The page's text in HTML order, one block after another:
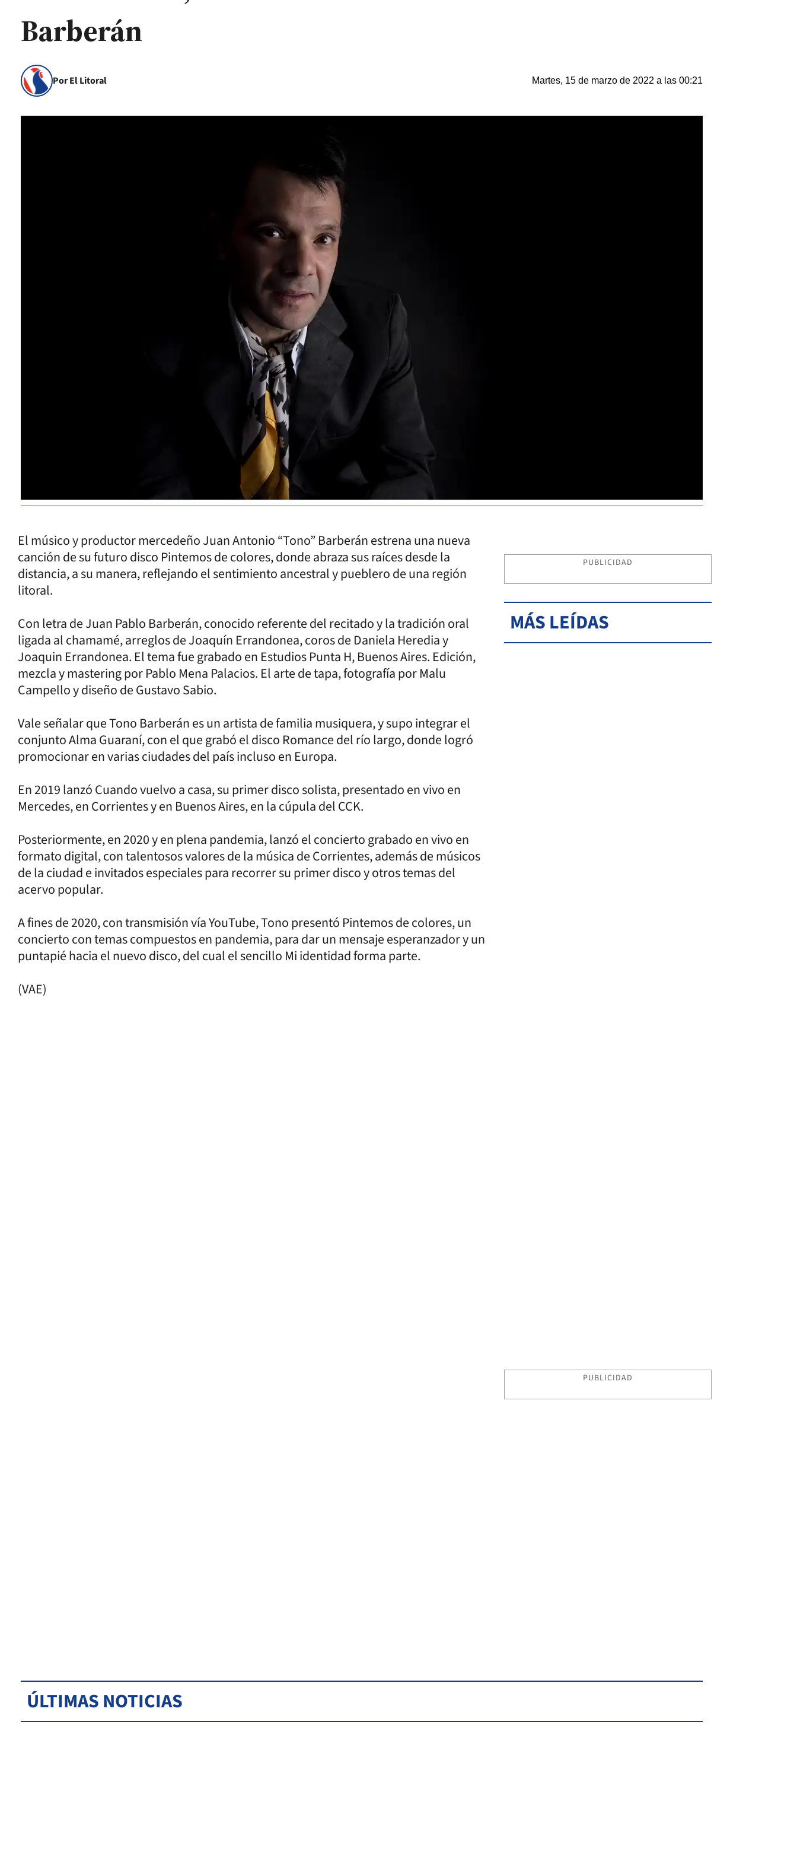
Barberán
Por El Litoral Martes, 15 de marzo de 2022 a las 00:21
El músico y productor mercedeño Juan Antonio “Tono” Barberán estrena una nueva
canción de su futuro disco Pintemos de colores, donde abraza sus raíces desde la
distancia, a su manera, reflejando el sentimiento ancestral y pueblero de una región
litoral.
Con letra de Juan Pablo Barberán, conocido referente del recitado y la tradición oral
ligada al chamamé, arreglos de Joaquín Errandonea, coros de Daniela Heredia y
Joaquin Errandonea. El tema fue grabado en Estudios Punta H, Buenos Aires. Edición,
mezcla y mastering por Pablo Mena Palacios. El arte de tapa, fotografía por Malu
Campello y diseño de Gustavo Sabio.
Vale señalar que Tono Barberán es un artista de familia musiquera, y supo integrar el
conjunto Alma Guaraní, con el que grabó el disco Romance del río largo, donde logró
promocionar en varias ciudades del país incluso en Europa.
En 2019 lanzó Cuando vuelvo a casa, su primer disco solista, presentado en vivo en
Mercedes, en Corrientes y en Buenos Aires, en la cúpula del CCK.
Posteriormente, en 2020 y en plena pandemia, lanzó el concierto grabado en vivo en
formato digital, con talentosos valores de la música de Corrientes, además de músicos
de la ciudad e invitados especiales para recorrer su primer disco y otros temas del
acervo popular.
A fines de 2020, con transmisión vía YouTube, Tono presentó Pintemos de colores, un
concierto con temas compuestos en pandemia, para dar un mensaje esperanzador y un
puntapié hacia el nuevo disco, del cual el sencillo Mi identidad forma parte.
(VAE)
PUBLICIDAD
MÁS LEÍDAS
PUBLICIDAD
ÚLTIMAS NOTICIAS